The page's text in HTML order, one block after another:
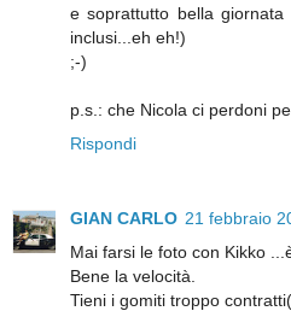
e soprattutto bella
inclusi...eh eh!)
;-)
p.s.: che Nicola ci perdoni
Rispondi
GIAN CARLO 21 febbraio
Mai farsi le foto con Kikko
Bene la velocità.
Tieni i gomiti troppo